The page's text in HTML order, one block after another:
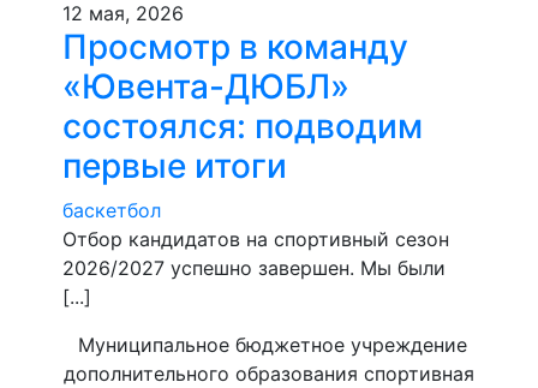
12 мая, 2026
Просмотр в команду
«Ювента-ДЮБЛ»
состоялся: подводим
первые итоги
баскетбол
​Отбор кандидатов на спортивный сезон
2026/2027 успешно завершен. Мы были
[...]
Муниципальное бюджетное учреждение
дополнительного образования спортивная